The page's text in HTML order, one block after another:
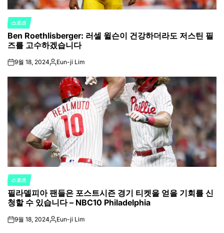
POSTED
IN
스포츠
Ben Roethlisberger: 러셀 윌슨이 건강하더라도 저스틴 필
즈를 고수하겠습니다
on9월 18, 2024Posted
Eun-ji Lim
POSTED
IN
스포츠
필라델피아 팬들은 포스트시즌 경기 티켓을 얻을 기회를 신
청할 수 있습니다 – NBC10 Philadelphia
on9월 18, 2024Posted
Eun-ji Lim